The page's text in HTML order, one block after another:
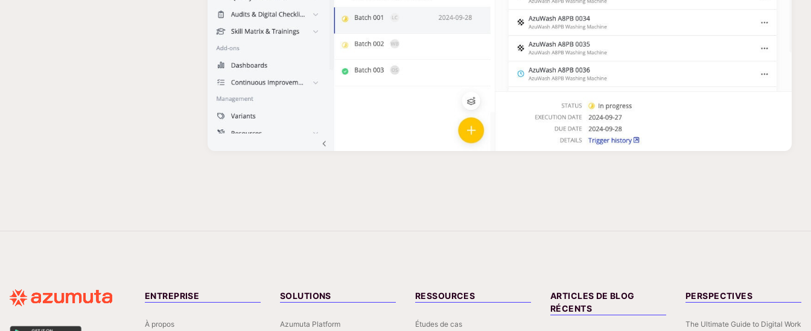
ENTREPRISE
À propos
SOLUTIONS
Azumuta Platform
RESSOURCES
Études de cas
ARTICLES DE BLOG
RÉCENTS
PERSPECTIVES
The Ultimate Guide to Digital Work